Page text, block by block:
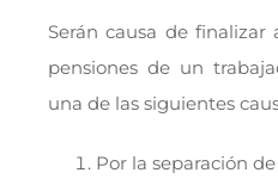
Serán causa de
pensiones de un
una de las siguientes
Por la separación